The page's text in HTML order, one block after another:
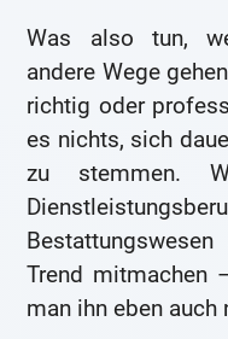
Was also tun,
andere Wege
richtig oder
es nichts, sich
zu stemmen.
Trend mitmachen
man ihn eben auch